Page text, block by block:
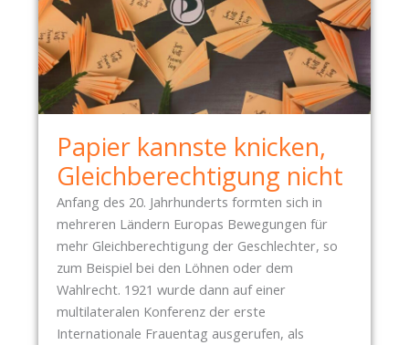
C
H
E
N
.
3
.
2
0
2
6
–
Papier kannste knicken,
Gleichberechtigung nicht
Anfang des 20. Jahrhunderts formten sich in
mehreren Ländern Europas Bewegungen für
mehr Gleichberechtigung der Geschlechter, so
zum Beispiel bei den Löhnen oder dem
Wahlrecht. 1921 wurde dann auf einer
multilateralen Konferenz der erste
Internationale Frauentag ausgerufen, als